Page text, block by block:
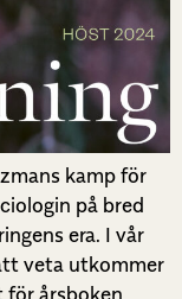
kamp för
på bred
era. I vår
veta utkommer
för årsboken